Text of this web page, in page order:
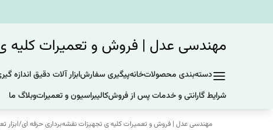
مهندسی عدل | فروش و تعمیرات کلیه
دسته‌بندی محصولاتخانهپیگیری سفارشابزار آلات دقیق اندازه
شرایط گارانتی و خدمات پس از فروشکالیبراسیون و تعمیراتوبلاگ ما
مهندسی عدل | فروش و تعمیرات کلیه ی تجهیزات نقشه‌برداری حرفه ای/ابزار